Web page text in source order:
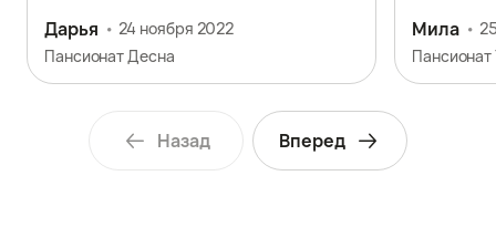
Дарья
24 ноября 2022
Пансионат Десна
тяжелый,
ситуации
Мила
Назад Вперед